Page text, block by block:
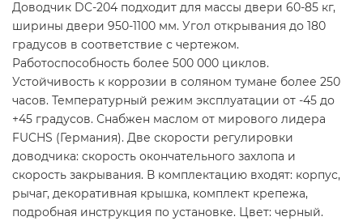
Доводчик DC-204 подходит для массы двери 60-85 кг,
ширины двери 950-1100 мм. Угол открывания до 180
градусов в соответствие с чертежом.
Работоспособность более 500 000 циклов.
Устойчивость к коррозии в соляном тумане более 250
часов. Температурный режим эксплуатации от -45 до
+45 градусов. Снабжен маслом от мирового лидера
FUCHS (Германия). Две скорости регулировки
доводчика: скорость окончательного захлопа и
скорость закрывания. В комплектацию входят: корпус,
рычаг, декоративная крышка, комплект крепежа,
подробная инструкция по установке. Цвет: черный.